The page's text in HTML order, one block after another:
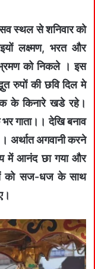
स्थल से शनिवार को
लक्ष्मण, भरत और
को निकले । इस
रुपों की छवि दिल मे
के किनारे खडे रहे।
गाता।। देखि बनाव
अर्थात अगवानी करने
में आनंद छा गया और
को सज-धज के साथ